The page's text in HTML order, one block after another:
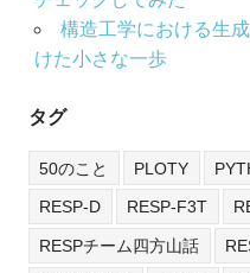
構造工学における生
けた小さな一歩
タグ
50のこと PLOTY
RESP-D RESP-F3T
RESPチーム四方山話